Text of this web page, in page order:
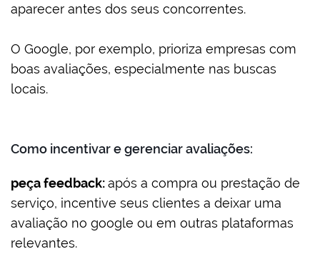
aparecer antes dos seus concorrentes.
O Google, por exemplo, prioriza empresas com
boas avaliações, especialmente nas buscas
locais.
Como incentivar e gerenciar avaliações:
peça feedback:após a compra ou prestação de
serviço, incentive seus clientes a deixar uma
avaliação no google ou em outras plataformas
relevantes.